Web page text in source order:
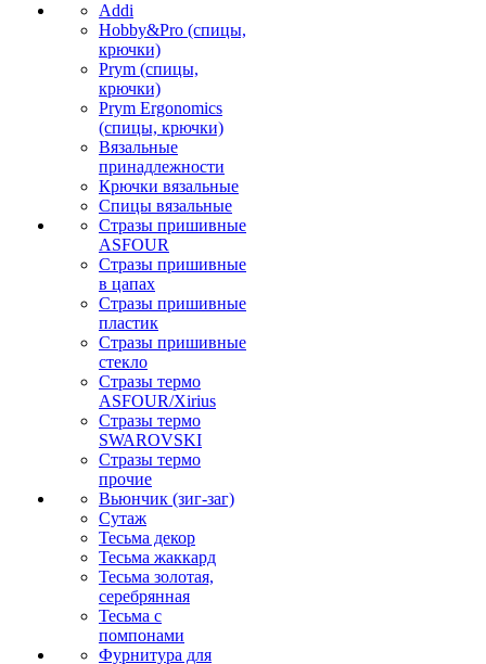
Addi
Hobby&Pro (спицы,
крючки)
Prym (спицы,
крючки)
Prym Ergonomics
(спицы, крючки)
Вязальные
принадлежности
Крючки вязальные
Спицы вязальные
Стразы пришивные
ASFOUR
Стразы пришивные
в цапах
Стразы пришивные
пластик
Стразы пришивные
стекло
Стразы термо
ASFOUR/Xirius
Стразы термо
SWAROVSKI
Стразы термо
прочие
Вьюнчик (зиг-заг)
Сутаж
Тесьма декор
Тесьма жаккард
Тесьма золотая,
серебрянная
Тесьма с
помпонами
Фурнитура для